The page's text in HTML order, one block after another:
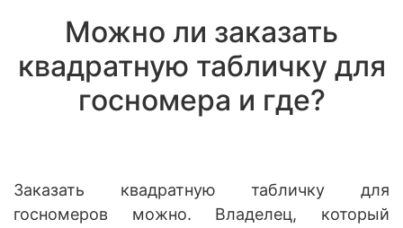
Можно ли заказать
квадратную табличку для
госномера и где?
Заказать квадратную табличку для
госномеров можно. Владелец, который